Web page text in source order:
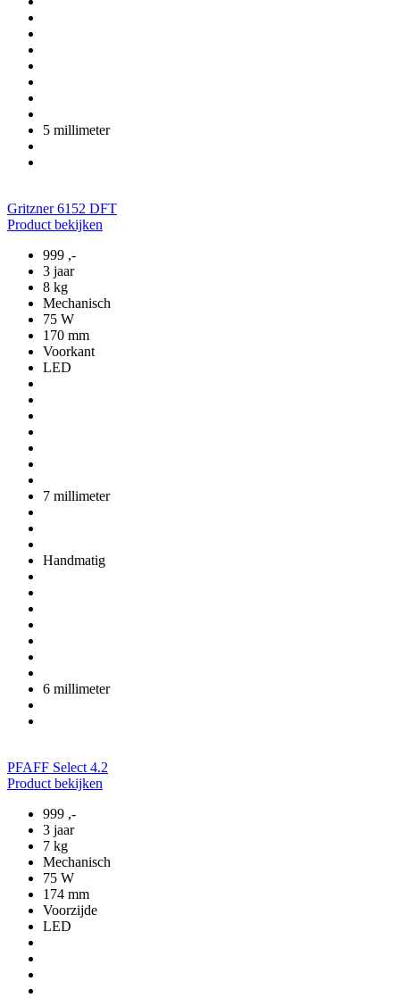
5 millimeter
Gritzner 6152 DFT
Product bekijken
999 ,-
3 jaar
8 kg
Mechanisch
75 W
170 mm
Voorkant
LED
7 millimeter
Handmatig
6 millimeter
PFAFF Select 4.2
Product bekijken
999 ,-
3 jaar
7 kg
Mechanisch
75 W
174 mm
Voorzijde
LED